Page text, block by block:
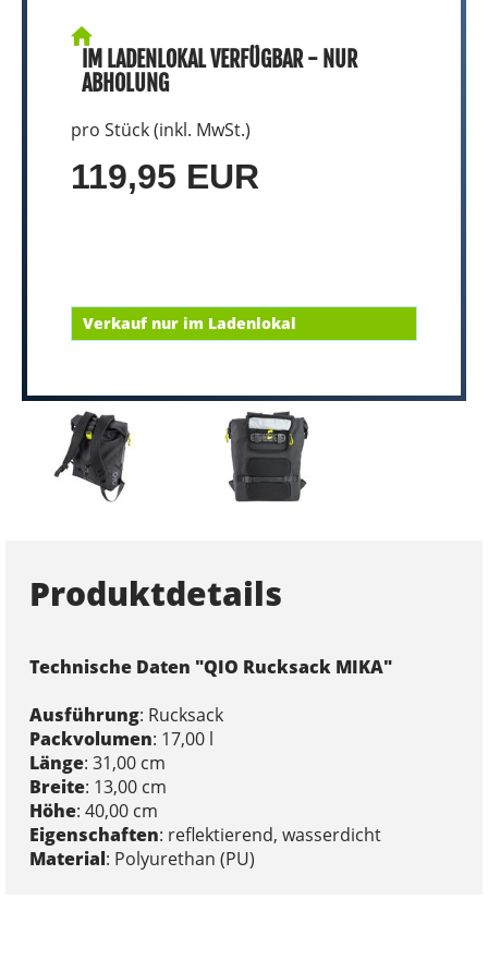
IM LADENLOKAL VERFÜGBAR - NUR
ABHOLUNG
pro Stück (inkl. MwSt.)
119,95 EUR
Verkauf nur im Ladenlokal
Produktdetails
Technische Daten "QIO Rucksack MIKA"
Ausführung: Rucksack
Packvolumen: 17,00 l
Länge: 31,00 cm
Breite: 13,00 cm
Höhe: 40,00 cm
Eigenschaften: reflektierend, wasserdicht
Material: Polyurethan (PU)